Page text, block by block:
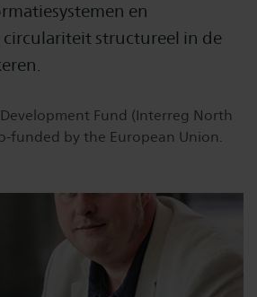
en
structureel in de
Fund (Interreg North
funded by the European Union.